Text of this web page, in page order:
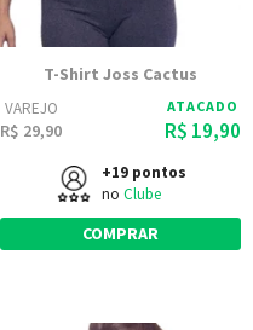
T-Shirt Joss Cactus
VAREJO
R$ 29,90
ATACADO
R$ 19,90
+19 pontos
no Clube
COMPRAR